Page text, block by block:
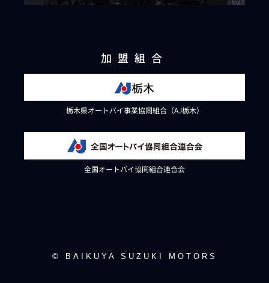
加盟組合
栃木県オートバイ事業協同組合（AJ栃木）
全国オートバイ協同組合連合会
© BAIKUYA SUZUKI MOTORS